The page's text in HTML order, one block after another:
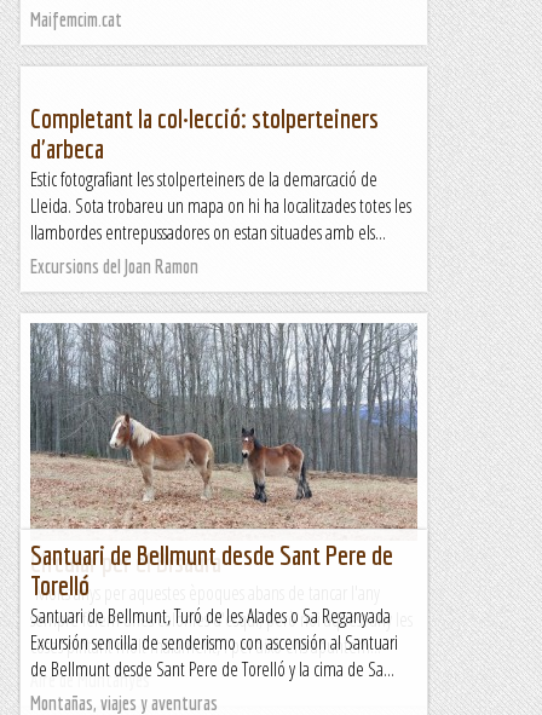
Maifemcim.cat
Completant la col·lecció: stolperteiners
d'arbeca
Estic fotografiant les stolperteiners de la demarcació de
Lleida. Sota trobareu un mapa on hi ha localitzades totes les
llambordes entrepussadores on estan situades amb els...
Excursions del Joan Ramon
Circular per el Bisaura
Molts anys per aquestes èpoques abans de tancar l'any
sempre fèiem unes colònies d'esquí, però noi aquest any les
coses pintant molt malament, i per això ens apuntem...
Aire de Muntanyes
Santuari de Bellmunt desde Sant Pere de
Torelló
Santuari de Bellmunt, Turó de les Alades o Sa Reganyada
Excursión sencilla de senderismo con ascensión al Santuari
de Bellmunt desde Sant Pere de Torelló y la cima de Sa...
Montañas, viajes y aventuras